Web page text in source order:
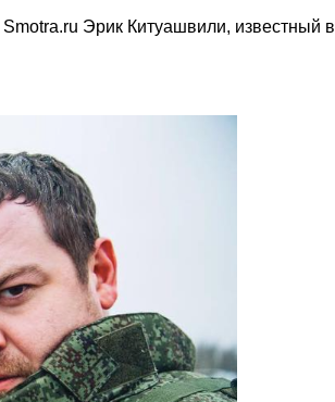
Эрик Китуашвили, известный